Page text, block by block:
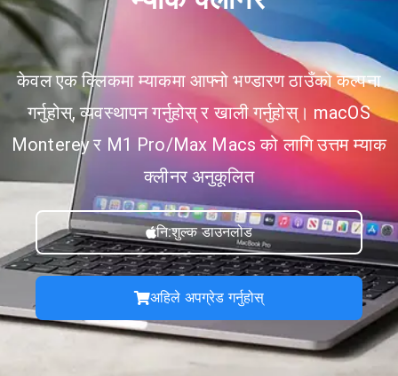
केवल एक क्लिकमा म्याकमा आफ्नो भण्डारण ठाउँको कल्पना
गर्नुहोस्, व्यवस्थापन गर्नुहोस् र खाली गर्नुहोस्। macOS
Monterey र M1 Pro/Max Macs को लागि उत्तम म्याक
क्लीनर अनुकूलित
नि:शुल्क डाउनलोड
अहिले अपग्रेड गर्नुहोस्